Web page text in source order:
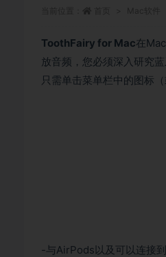
ToothFairy for Mac在
放音频，您必须深入研究
只需单击菜单栏中的图标
-与AirPods以及可以连接